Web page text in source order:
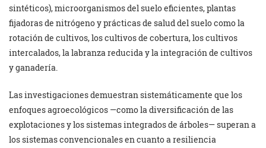
sintéticos), microorganismos del suelo eficientes, plantas
fijadoras de nitrógeno y prácticas de salud del suelo como la
rotación de cultivos, los cultivos de cobertura, los cultivos
intercalados, la labranza reducida y la integración de cultivos
y ganadería.
Las investigaciones demuestran sistemáticamente que los
enfoques agroecológicos —como la diversificación de las
explotaciones y los sistemas integrados de árboles— superan a
los sistemas convencionales en cuanto a resiliencia